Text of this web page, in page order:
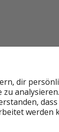
zu
zahlen.
dir
werden